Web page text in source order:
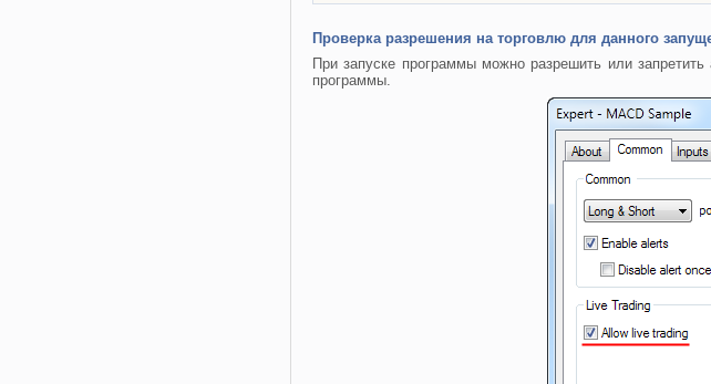
Проверка разрешения на торговлю для данного
При запуске программы можно разрешить или
программы.